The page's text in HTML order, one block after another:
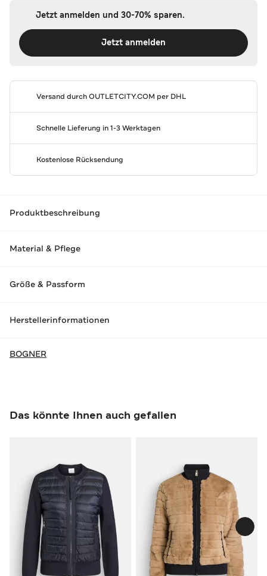
Jetzt anmelden und 30-70% sparen.
Jetzt anmelden
Versand durchOUTLETCITY.COM per DHL
Schnelle Lieferung in 1-3 Werktagen
Kostenlose Rücksendung
Produktbeschreibung
Material & Pflege
Größe & Passform
Herstellerinformationen
BOGNER
Das könnte Ihnen auch gefallen